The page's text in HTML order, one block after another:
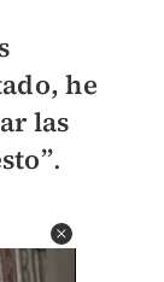
he
las
.